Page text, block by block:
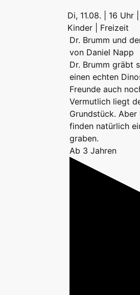
Di, 11.08. | 16 Uhr
Kinder | Freizeit
Dr. Brumm und
von Daniel Napp
Dr. Brumm gräbt
einen echten
Freunde auch
Vermutlich liegt
Grundstück. Aber
finden natürlich
graben.
Ab 3 Jahren